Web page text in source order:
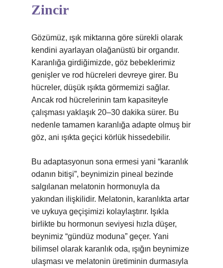
Zincir
Gözümüz, ışık miktarına göre sürekli olarak
kendini ayarlayan olağanüstü bir organdır.
Karanlığa girdiğimizde, göz bebeklerimiz
genişler ve rod hücreleri devreye girer. Bu
hücreler, düşük ışıkta görmemizi sağlar.
Ancak rod hücrelerinin tam kapasiteyle
çalışması yaklaşık 20–30 dakika sürer. Bu
nedenle tamamen karanlığa adapte olmuş bir
göz, ani ışıkta geçici körlük hissedebilir.
Bu adaptasyonun sona ermesi yani “karanlık
odanın bitişi”, beynimizin pineal bezinde
salgılanan melatonin hormonuyla da
yakından ilişkilidir. Melatonin, karanlıkta artar
ve uykuya geçişimizi kolaylaştırır. Işıkla
birlikte bu hormonun seviyesi hızla düşer,
beynimiz “gündüz moduna” geçer. Yani
bilimsel olarak karanlık oda, ışığın beynimize
ulaşması ve melatonin üretiminin durmasıyla